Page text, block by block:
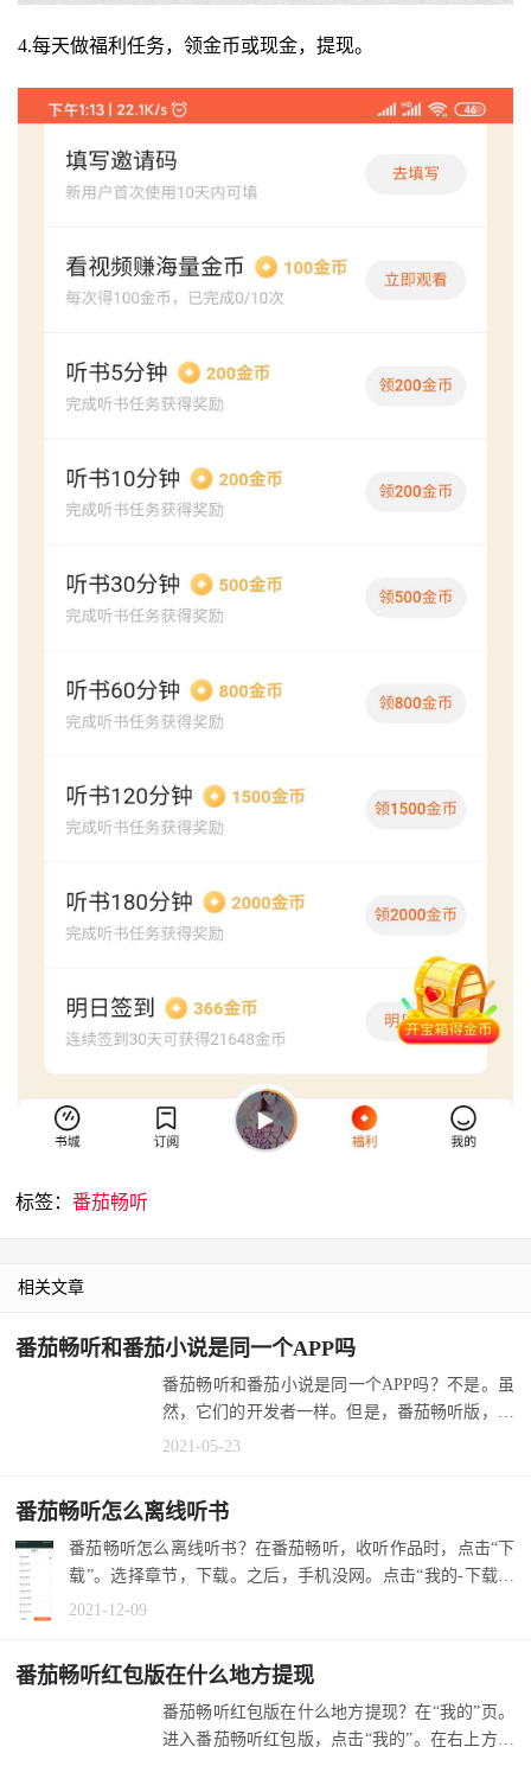
4.每天做福利任务，领金币或现金，提现。
标签：番茄畅听
相关文章
番茄畅听和番茄小说是同一个APP吗
番茄畅听和番茄小说是同一个APP吗？不是。虽
然，它们的开发者一样。但是，番茄畅听版，更
像小说版，分出的音频APP。 1.番茄畅...
2021-05-23
番茄畅听怎么离线听书
番茄畅听怎么离线听书？在番茄畅听，收听作品时，点击“下
载”。选择章节，下载。之后，手机没网。点击“我的-下载记
录”，听书。...
2021-12-09
番茄畅听红包版在什么地方提现
番茄畅听红包版在什么地方提现？在“我的”页。
进入番茄畅听红包版，点击“我的”。在右上方，